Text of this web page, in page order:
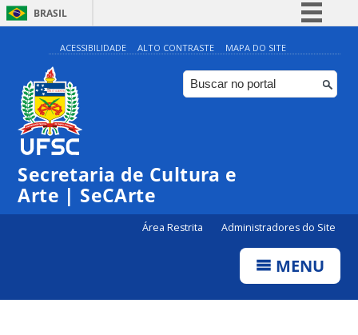
BRASIL
Simplifique!
Comunica BR
Participe
ACESSIBILIDADE ALTO CONTRASTE MAPA DO SITE
Secretaria de Cultura e
Arte | SeCArte
Área Restrita Administradores do Site
MENU
0:00
1:00